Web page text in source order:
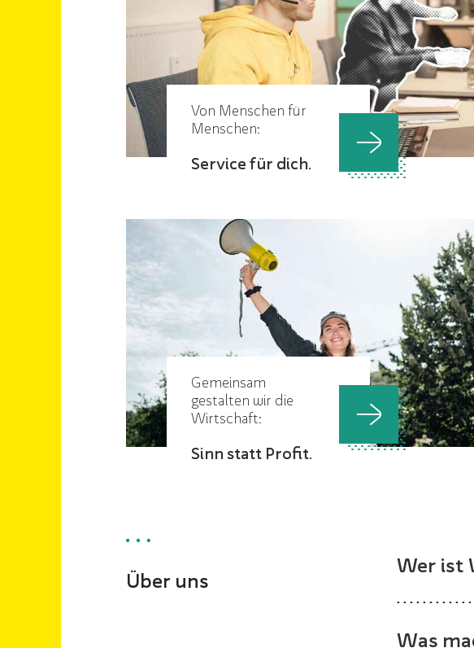
Von Menschen für
Menschen:
Service für dich.
Gemeinsam
gestalten wir die
Wirtschaft:
Sinn statt Profit.
Über uns
Wer ist
Was